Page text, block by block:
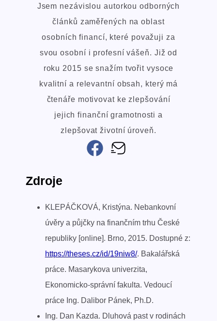
Jsem nezávislou autorkou odborných
článků zaměřených na oblast
osobních financí, které považuji za
svou osobní i profesní vášeň. Již od
roku 2015 se snažím tvořit vysoce
kvalitní a relevantní obsah, který má
čtenáře motivovat ke zlepšování
jejich finanční gramotnosti a
zlepšovat životní úroveň.
Zdroje
KLEPÁČKOVÁ, Kristýna. Nebankovní
úvěry a půjčky na finančním trhu České
republiky [online]. Brno, 2015. Dostupné z:
https://theses.cz/id/19niw8/. Bakalářská
práce. Masarykova univerzita,
Ekonomicko-správní fakulta. Vedoucí
práce Ing. Dalibor Pánek, Ph.D.
Ing. Dan Kazda. Dluhová past v rodinách